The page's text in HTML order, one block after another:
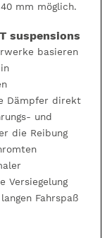
mm möglich.
suspensions
basieren
Dämpfer direkt
und
die Reibung
Versiegelung
Fahrspaß